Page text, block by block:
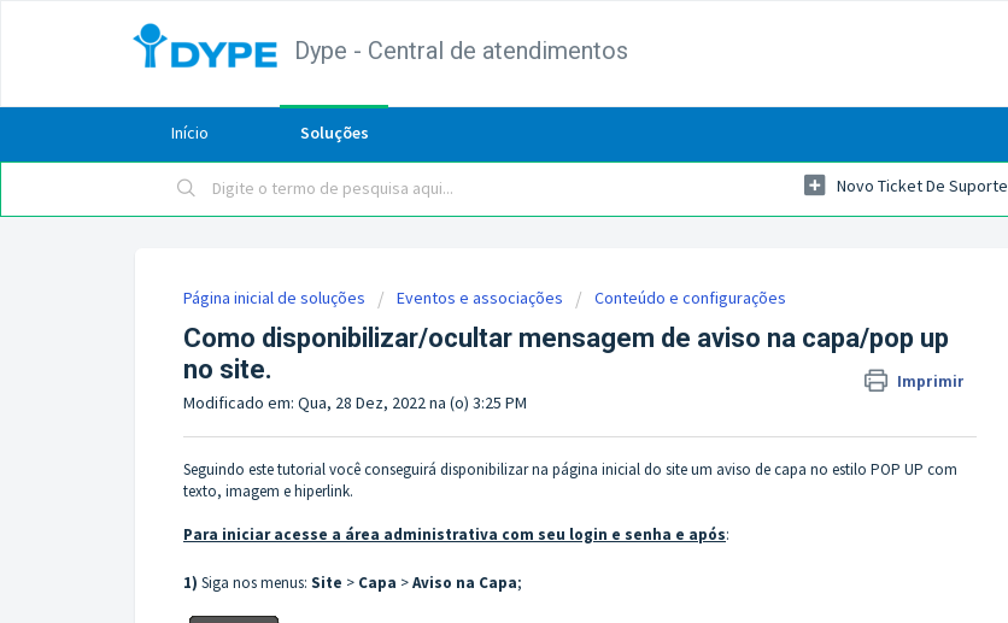
Dype - Central de atendimentos
Início Soluções
Novo Ticket De Suporte
Página inicial de soluções Eventos e associações Conteúdo e configurações
Como disponibilizar/ocultar mensagem de aviso na capa/pop up
no site.
Imprimir
Modificado em: Qua, 28 Dez, 2022 na (o) 3:25 PM
Seguindo este tutorial você conseguirá disponibilizar na página inicial do site um aviso de capa no estilo POP UP com
texto, imagem e hiperlink.
Para iniciar acesse a área administrativa com seu login e senha e após:
1) Siga nos menus: Site > Capa >Aviso na Capa;